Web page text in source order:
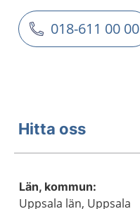
018-611 00 00
Hitta oss
Län, kommun:
Uppsala län, Uppsala